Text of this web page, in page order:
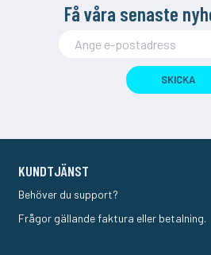
Få våra senaste
SKICKA
KUNDTJÄNST
Behöver du support?
Frågor gällande faktura eller betalning.